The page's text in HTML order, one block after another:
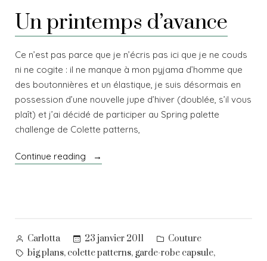
bloomers
&
d’homme
Un printemps d’avance
Ce n’est pas parce que je n’écris pas ici que je ne couds
ni ne cogite : il ne manque à mon pyjama d’homme que
des boutonnières et un élastique, je suis désormais en
possession d’une nouvelle jupe d’hiver (doublée, s’il vous
plaît) et j’ai décidé de participer au Spring palette
challenge de Colette patterns,
Continue reading
« Un
Posted
by
Carlotta 23 janvier 2011
Posted
in
Couture
Tags:
big plans, colette patterns, garde-robe capsule,